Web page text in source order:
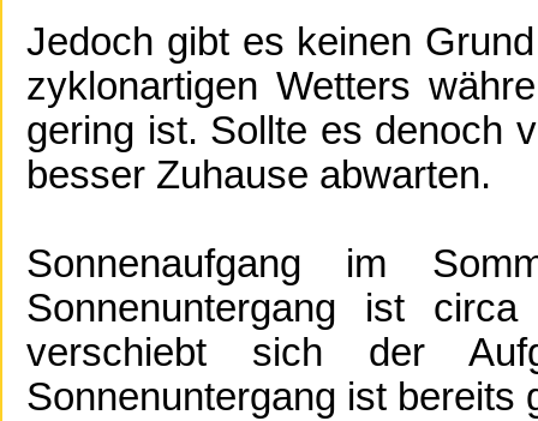
Jedoch gibt es keinen
zyklonartigen Wetters
gering ist. Sollte es denoch
besser Zuhause abwarten.
Sonnenaufgang im
Sonnenuntergang ist
verschiebt sich der
Sonnenuntergang ist bereits